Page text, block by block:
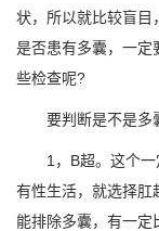
状，所以就比较盲目
是否患有多囊，一定
些检查呢?
要判断是不是多囊
1，B超。这个一
有性生活，就选择肛
能排除多囊，有一定